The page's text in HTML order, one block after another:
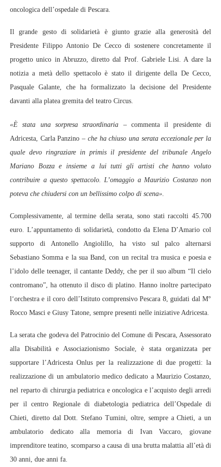
oncologica dell’ospedale di Pescara.
Il grande gesto di solidarietà è giunto grazie alla generosità del
Presidente Filippo Antonio De Cecco di sostenere concretamente il
progetto unico in Abruzzo, diretto dal Prof. Gabriele Lisi. A dare la
notizia a metà dello spettacolo è stato il dirigente della De Cecco,
Pasquale Galante, che ha formalizzato la decisione del Presidente
davanti alla platea gremita del teatro Circus.
«È stata una sorpresa straordinaria – commenta il presidente di
Adricesta, Carla Panzino – che ha chiuso una serata eccezionale per la
quale devo ringraziare in primis il presidente del tribunale Angelo
Mariano Bozza e insieme a lui tutti gli artisti che hanno voluto
contribuire a questo spettacolo. L’omaggio a Maurizio Costanzo non
poteva che chiudersi con un bellissimo colpo di scena».
Complessivamente, al termine della serata, sono stati raccolti 45.700
euro. L’appuntamento di solidarietà, condotto da Elena D’Amario col
supporto di Antonello Angiolillo, ha visto sul palco alternarsi
Sebastiano Somma e la sua Band, con un recital tra musica e poesia e
l’idolo delle teenager, il cantante Deddy, che per il suo album “Il cielo
contromano”, ha ottenuto il disco di platino. Hanno inoltre partecipato
l‘orchestra e il coro dell’Istituto comprensivo Pescara 8, guidati dal M°
Rocco Masci e Giusy Tatone, sempre presenti nelle iniziative Adricesta.
La serata che godeva del Patrocinio del Comune di Pescara, Assessorato
alla Disabilità e Associazionismo Sociale, è stata organizzata per
supportare l’Adricesta Onlus per la realizzazione di due progetti: la
realizzazione di un ambulatorio medico dedicato a Maurizio Costanzo,
nel reparto di chirurgia pediatrica e oncologica e l’acquisto degli arredi
per il centro Regionale di diabetologia pediatrica dell’Ospedale di
Chieti, diretto dal Dott. Stefano Tumini, oltre, sempre a Chieti, a un
ambulatorio dedicato alla memoria di Ivan Vaccaro, giovane
imprenditore teatino, scomparso a causa di una brutta malattia all’età di
30 anni, due anni fa.